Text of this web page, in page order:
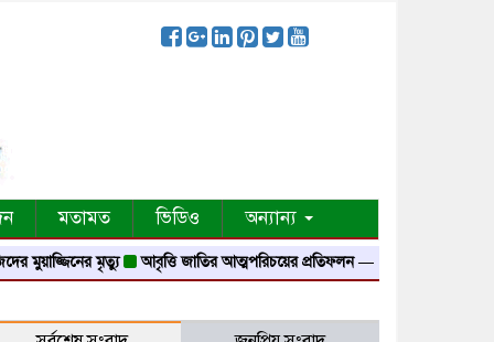
মতামত ভিডিও অন্যান্য
মৃত্যু আবৃত্তি জাতির আত্মপরিচয়ের প্রতিফলন — সংস্কৃতি মন্ত্রী